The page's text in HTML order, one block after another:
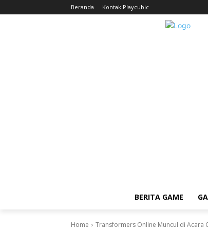
Beranda Kontak Playcubic
BERITA GAME
Home Transformers Online Muncul di Acara